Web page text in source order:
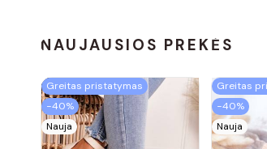
NAUJAUSIOS PREKĖS
Greitas pristatymas
−40%
Nauja
Greitas
−40%
Nauja